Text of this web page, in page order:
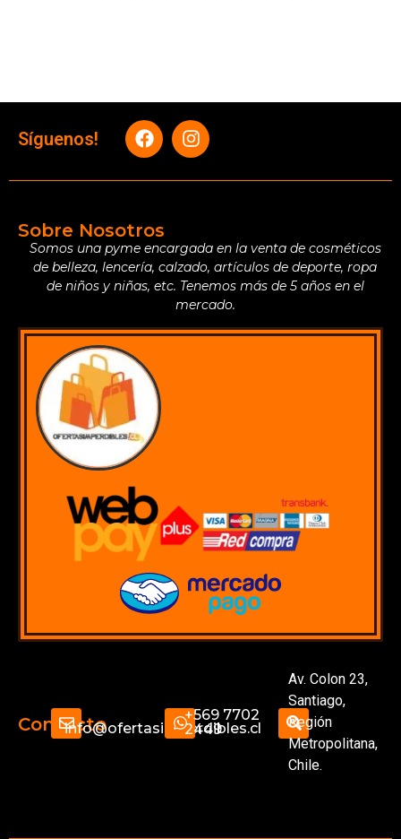
Síguenos!
Sobre Nosotros
Somos una pyme encargada en la venta de cosméticos
de belleza, lencería, calzado, artículos de deporte, ropa
de niños y niñas, etc. Tenemos más de 5 años en el
mercado.
Contactoinfo@ofertasimperdibles.cl
+569 7702
2449
Av. Colon 23,
Santiago,
Región
Metropolitana,
Chile.